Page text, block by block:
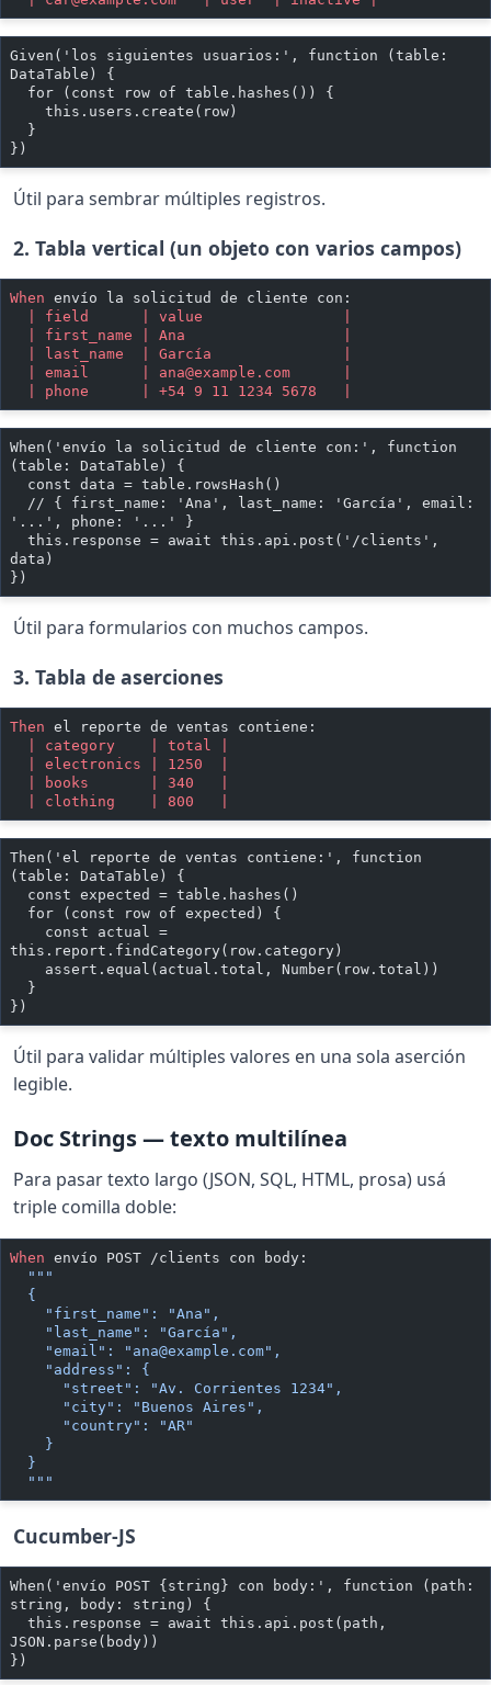
Given('los siguientes usuarios:', function (table:
DataTable) {
  for (const row of table.hashes()) {
    this.users.create(row)
  }
})
Útil para sembrar múltiples registros.
2. Tabla vertical (un objeto con varios campos)
When envío la solicitud de cliente con:
  | field      | value                |
  | first_name | Ana                  |
  | last_name  | García               |
  | email      |
ana@example.com
  | phone      | +54 9 11 1234 5678   |
When('envío la solicitud de cliente con:', function
(table: DataTable) {
  const data = table.rowsHash()
'...', phone: '...' }
data)
})
Útil para formularios con muchos campos.
3. Tabla de aserciones
Then el reporte de ventas contiene:
  | category    | total |
  | electronics | 1250  |
  | books       | 340   |
  | clothing    | 800   |
Then('el reporte de ventas contiene:', function
(table: DataTable) {
  const expected = table.hashes()
  for (const row of expected) {
this.report.findCategory(row.category)
    assert.equal(actual.total, Number(row.total))
  }
})
Útil para validar múltiples valores en una sola aserción
legible.
Doc Strings — texto multilínea
Para pasar texto largo (JSON, SQL, HTML, prosa) usá
triple comilla doble:
When envío POST /clients con body:
  """
  {
    "first_name": "Ana",
    "last_name": "García",
    "email": "
ana@example.com",
    "address": {
      "street": "Av. Corrientes 1234",
      "city": "Buenos Aires",
      "country": "AR"
    }
  }
  """
Cucumber-JS
When('envío POST {string} con body:', function (path:
string, body: string) {
JSON.parse(body))
})